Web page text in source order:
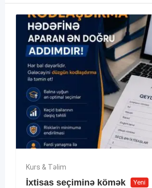
Kurs & Təlim
İxtisas seçiminə kömək Yeni